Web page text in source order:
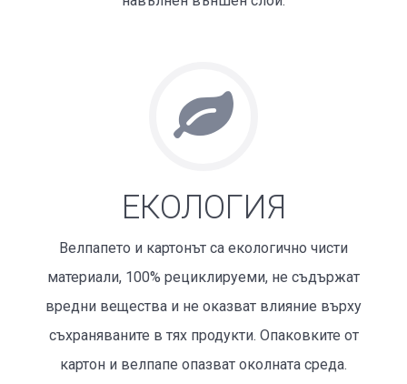
ЕКОЛОГИЯ
Велпапето и картонът са еколо­гич­но чисти
мате­риали, 100% реци­клируеми, не съдържат
вредни веще­ства и не оказват влияние върху
съхраняваните в тях продукти. Опаковките от
картон и велпапе опазват околната среда.